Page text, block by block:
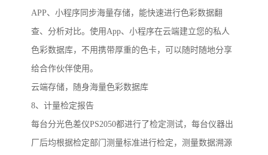
APP、小程序同步海量存储，能快速进行色彩数据翻
查、分析对比。使用App、小程序在云端建立您的私人
色彩数据库，不用携带厚重的色卡，可以随时随地分享
给合作伙伴使用。
云端存储，随身海量色彩数据库
8、计量检定报告
每台分光色差仪PS2050都进行了检定测试，每台仪器出
厂后均根据检定部门测量标准进行检定，测量数据溯源